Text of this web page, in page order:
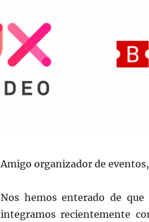
Amigo organizador de
Nos hemos enterado de
integramos recientemente